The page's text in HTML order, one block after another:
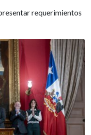
requerimientos